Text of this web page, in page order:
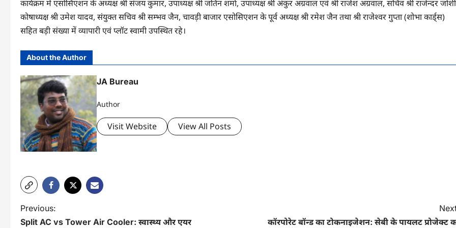
कार्यक्रम में एसोसिएशन के अध्यक्ष श्री संजय कुमार, उपाध्यक्ष श्री जतिन शर्मा, उपाध्यक्ष श्री अंकुर अग्रवाल एवं श्री राजेश अग्रवाल, सचिव श्री राजेन्दर
कोषाध्यक्ष श्री उमेश यादव, संयुक्त सचिव श्री सम्भव जैन, चावड़ी बाजार एसोसिएशन के पूर्व अध्यक्ष श्री रमेश जैन तथा श्री राजेश्वर गुप्ता (शोभा कार्ड्स)
सहित बड़ी संख्या में व्यापारी एवं प्लॉट स्वामी उपस्थित रहे।
About the Author
JA Bureau
Author
Visit Website View All Posts
P
Previous:
Split AC vs Tower Air Cooler: स्वास्थ्य और एयर
कॉरपोरेट बॉन्ड का टोकनाइजेशन: सेबी के पायलट प्रोजेक्ट